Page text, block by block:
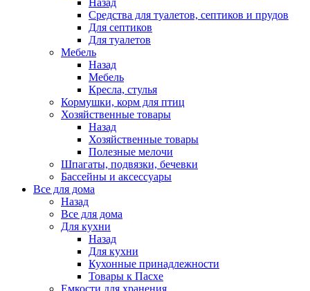
Назад
Средства для туалетов, септиков и прудов
Для септиков
Для туалетов
Мебель
Назад
Мебель
Кресла, стулья
Кормушки, корм для птиц
Хозяйственные товары
Назад
Хозяйственные товары
Полезные мелочи
Шпагаты, подвязки, бечевки
Бассейны и аксессуары
Все для дома
Назад
Все для дома
Для кухни
Назад
Для кухни
Кухонные принадлежности
Товары к Пасхе
Емкости для хранения